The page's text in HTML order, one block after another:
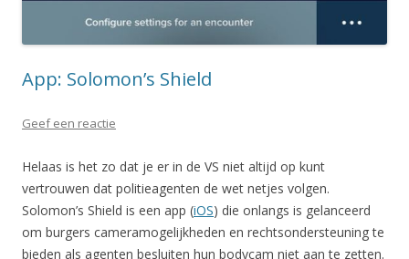
App: Solomon’s Shield
Geef een reactie
Helaas is het zo dat je er in de VS niet altijd op kunt
vertrouwen dat politieagenten de wet netjes volgen.
Solomon’s Shield is een app (iOS) die onlangs is gelanceerd
om burgers cameramogelijkheden en rechtsondersteuning te
bieden als agenten besluiten hun bodycam niet aan te zetten.